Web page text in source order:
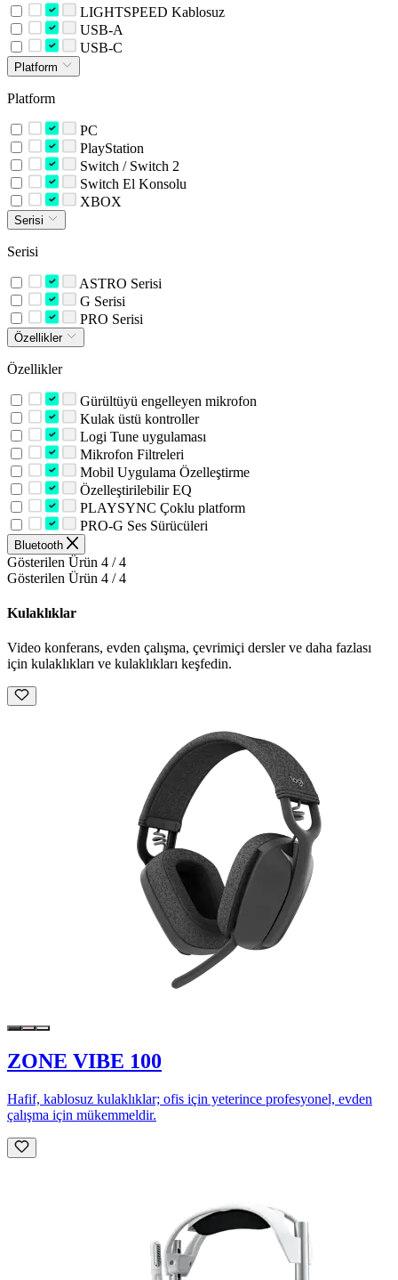
LIGHTSPEED Kablosuz
USB-A
USB-C
Platform
Platform
PC
PlayStation
Switch / Switch 2
Switch El Konsolu
XBOX
Serisi
Serisi
ASTRO Serisi
G Serisi
PRO Serisi
Özellikler
Özellikler
Gürültüyü engelleyen mikrofon
Kulak üstü kontroller
Logi Tune uygulaması
Mikrofon Filtreleri
Mobil Uygulama Özelleştirme
Özelleştirilebilir EQ
PLAYSYNC Çoklu platform
PRO-G Ses Sürücüleri
Bluetooth
Gösterilen Ürün 4 / 4
Gösterilen Ürün 4 / 4
Kulaklıklar
Video konferans, evden çalışma, çevrimiçi dersler ve daha fazlası
için kulaklıkları ve kulaklıkları keşfedin.
ZONE VIBE 100
Hafif, kablosuz kulaklıklar; ofis için yeterince profesyonel, evden
çalışma için mükemmeldir.